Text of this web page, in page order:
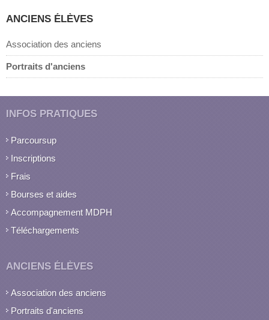
ANCIENS ÉLÈVES
Association des anciens
Portraits d'anciens
INFOS PRATIQUES
Parcoursup
Inscriptions
Frais
Bourses et aides
Accompagnement MDPH
Téléchargements
ANCIENS ÉLÈVES
Association des anciens
Portraits d'anciens